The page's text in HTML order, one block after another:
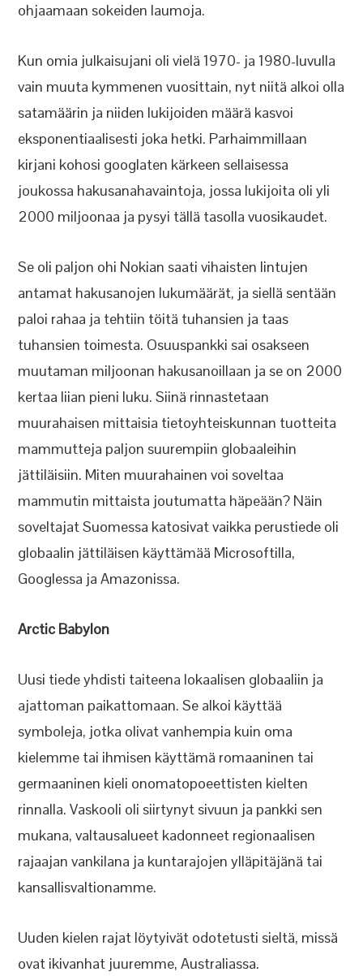
ohjaamaan sokeiden laumoja.
Kun omia julkaisujani oli vielä 1970- ja 1980-luvulla
vain muuta kymmenen vuosittain, nyt niitä alkoi olla
satamäärin ja niiden lukijoiden määrä kasvoi
eksponentiaalisesti joka hetki. Parhaimmillaan
kirjani kohosi googlaten kärkeen sellaisessa
joukossa hakusanahavaintoja, jossa lukijoita oli yli
2000 miljoonaa ja pysyi tällä tasolla vuosikaudet.
Se oli paljon ohi Nokian saati vihaisten lintujen
antamat hakusanojen lukumäärät, ja siellä sentään
paloi rahaa ja tehtiin töitä tuhansien ja taas
tuhansien toimesta. Osuuspankki sai osakseen
muutaman miljoonan hakusanoillaan ja se on 2000
kertaa liian pieni luku. Siinä rinnastetaan
muurahaisen mittaisia tietoyhteiskunnan tuotteita
mammutteja paljon suurempiin globaaleihin
jättiläisiin. Miten muurahainen voi soveltaa
mammutin mittaista joutumatta häpeään? Näin
soveltajat Suomessa katosivat vaikka perustiede oli
globaalin jättiläisen käyttämää Microsoftilla,
Googlessa ja Amazonissa.
Arctic Babylon
Uusi tiede yhdisti taiteena lokaalisen globaaliin ja
ajattoman paikattomaan. Se alkoi käyttää
symboleja, jotka olivat vanhempia kuin oma
kielemme tai ihmisen käyttämä romaaninen tai
germaaninen kieli onomatopoeettisten kielten
rinnalla. Vaskooli oli siirtynyt sivuun ja pankki sen
mukana, valtausalueet kadonneet regionaalisen
rajaajan vankilana ja kuntarajojen ylläpitäjänä tai
kansallisvaltionamme.
Uuden kielen rajat löytyivät odotetusti sieltä, missä
ovat ikivanhat juuremme, Australiassa.